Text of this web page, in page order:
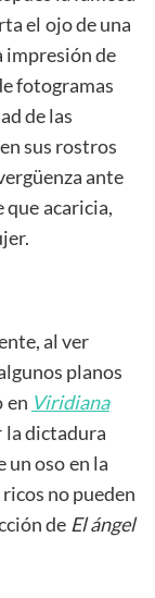
el ojo de una
de
fotogramas
de las
sus rostros
ante
que acaricia,
al ver
planos
en Viridiana
la dictadura
un oso en la
no pueden
de El ángel